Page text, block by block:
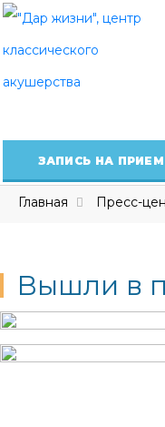
Skip
content
ЗАПИСЬ НА ПРИЕМ
Главная Пресс-
Вышли в